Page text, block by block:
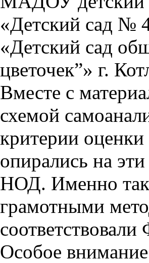
«Детский сад №
«Детский сад
цветочек”» г.
Вместе с
схемой
критерии
опирались на
НОД. Именно
грамотными
Особое